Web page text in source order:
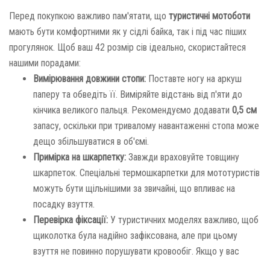
Перед покупкою важливо пам'ятати, що туристичні мотоботи
мають бути комфортними як у сідлі байка, так і під час піших
прогулянок. Щоб ваш 42 розмір сів ідеально, скористайтеся
нашими порадами:
Вимірювання довжини стопи: Поставте ногу на аркуш
паперу та обведіть її. Виміряйте відстань від п'яти до
кінчика великого пальця. Рекомендуємо додавати 0,5 см
запасу, оскільки при тривалому навантаженні стопа може
дещо збільшуватися в об'ємі.
Примірка на шкарпетку: Завжди враховуйте товщину
шкарпеток. Спеціальні термошкарпетки для мототуристів
можуть бути щільнішими за звичайні, що впливає на
посадку взуття.
Перевірка фіксації: У туристичних моделях важливо, щоб
щиколотка була надійно зафіксована, але при цьому
взуття не повинно порушувати кровообіг. Якщо у вас